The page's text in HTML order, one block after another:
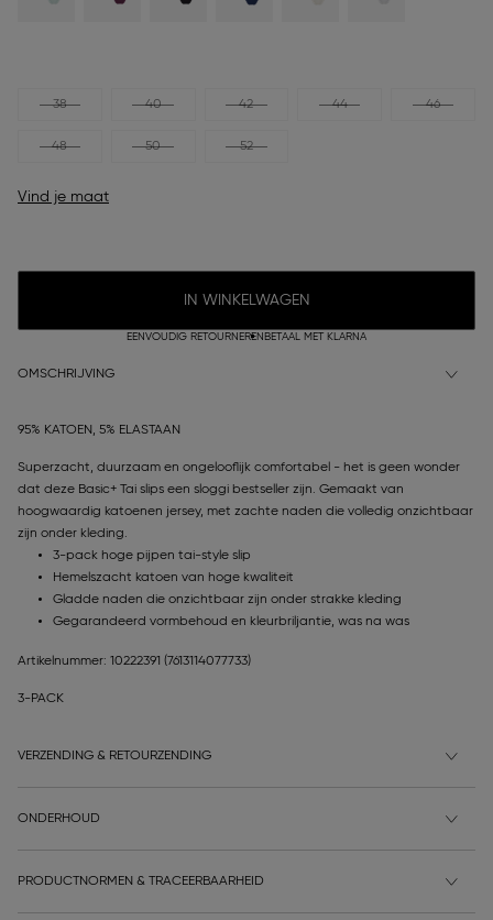
38 40 42 44 46
48 50 52
Vind je maat
IN WINKELWAGEN
EENVOUDIG RETOURNEREN BETAAL MET KLARNA
OMSCHRIJVING
95% KATOEN, 5% ELASTAAN
Superzacht, duurzaam en ongelooflijk comfortabel - het is geen wonder
dat deze Basic+ Tai slips een sloggi bestseller zijn. Gemaakt van
hoogwaardig katoenen jersey, met zachte naden die volledig onzichtbaar
zijn onder kleding.
3-pack hoge pijpen tai-style slip
Hemelszacht katoen van hoge kwaliteit
Gladde naden die onzichtbaar zijn onder strakke kleding
Gegarandeerd vormbehoud en kleurbriljantie, was na was
Artikelnummer: 10222391 (7613114077733)
3-PACK
VERZENDING & RETOURZENDING
ONDERHOUD
PRODUCTNORMEN & TRACEERBAARHEID